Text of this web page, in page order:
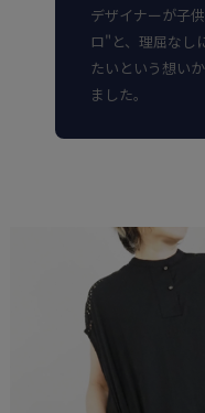
デザイナーが子
ロ"と、理屈なし
たいという想い
ました。